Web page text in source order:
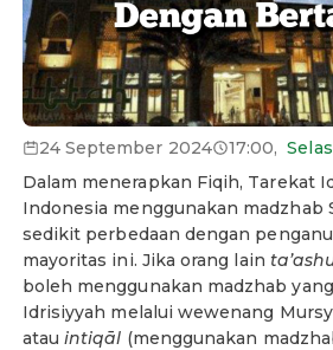
24 September 2024 17:00,
Dalam menerapkan Fiqih, Tarekat
Indonesia menggunakan madzhab
sedikit perbedaan dengan
mayoritas ini. Jika orang lain
boleh menggunakan madzhab
Idrisiyyah melalui wewenang
atauintiqāl (menggunakan